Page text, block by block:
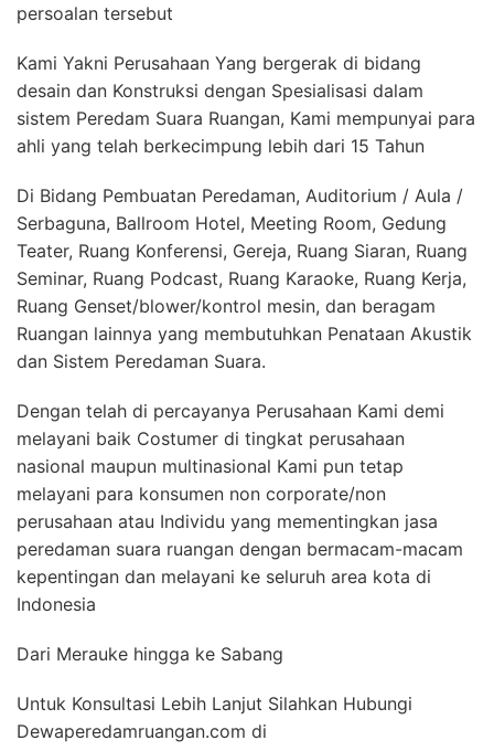
persoalan tersebut
Kami Yakni Perusahaan Yang bergerak di bidang
desain dan Konstruksi dengan Spesialisasi dalam
sistem Peredam Suara Ruangan, Kami mempunyai para
ahli yang telah berkecimpung lebih dari 15 Tahun
Di Bidang Pembuatan Peredaman, Auditorium / Aula /
Serbaguna, Ballroom Hotel, Meeting Room, Gedung
Teater, Ruang Konferensi, Gereja, Ruang Siaran, Ruang
Seminar, Ruang Podcast, Ruang Karaoke, Ruang Kerja,
Ruang Genset/blower/kontrol mesin, dan beragam
Ruangan lainnya yang membutuhkan Penataan Akustik
dan Sistem Peredaman Suara.
Dengan telah di percayanya Perusahaan Kami demi
melayani baik Costumer di tingkat perusahaan
nasional maupun multinasional Kami pun tetap
melayani para konsumen non corporate/non
perusahaan atau Individu yang mementingkan jasa
peredaman suara ruangan dengan bermacam-macam
kepentingan dan melayani ke seluruh area kota di
Indonesia
Dari Merauke hingga ke Sabang
Untuk Konsultasi Lebih Lanjut Silahkan Hubungi
Dewaperedamruangan.com di